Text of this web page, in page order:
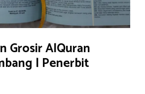
Grosir AlQuran
| Penerbit